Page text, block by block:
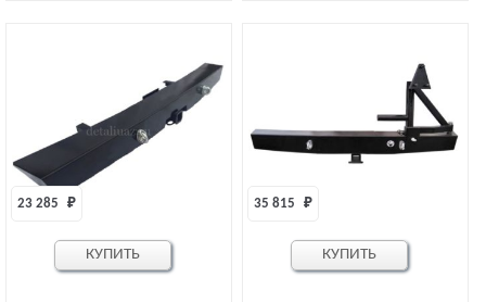
23 285 ₽
КУПИТЬ
35 815 ₽
КУПИТЬ